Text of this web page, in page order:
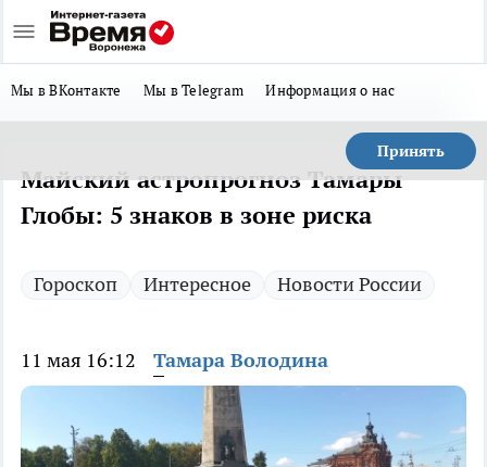
Мы в ВКонтакте Мы в Telegram Информация о нас
Принять
Майский астропрогноз Тамары
Глобы: 5 знаков в зоне риска
Гороскоп Интересное Новости России
11 мая 16:12 Тамара Володина